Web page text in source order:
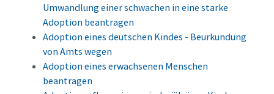
Umwandlung einer schwachen in eine starke
Adoption beantragen
Adoption eines deutschen Kindes - Beurkundung
von Amts wegen
Adoption eines erwachsenen Menschen
beantragen